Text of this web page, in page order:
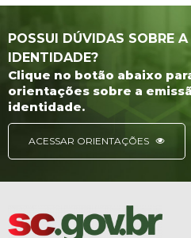
POSSUI DÚVIDAS SOBRE
IDENTIDADE?
Clique no botão abaixo
orientações sobre a
identidade.
ACESSAR ORIENTAÇÕES